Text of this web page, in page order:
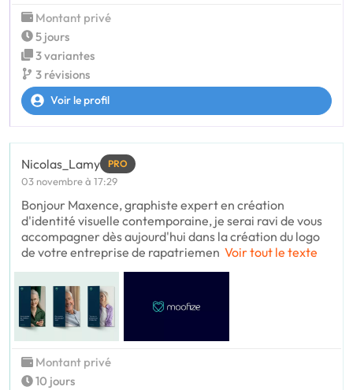
Montant privé
5 jours
3 variantes
3 révisions
Voir le profil
Nicolas_Lamy PRO
03 novembre à 17:29
Bonjour Maxence, graphiste expert en création
d'identité visuelle contemporaine, je serai ravi de vous
accompagner dès aujourd'hui dans la création du logo
de votre entreprise de rapatriemen Voir tout le texte
Montant privé
10 jours